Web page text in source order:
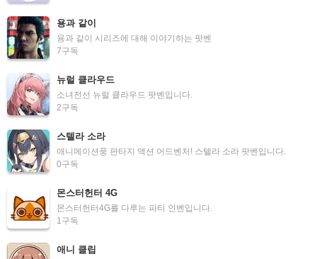
용과 같이
용과 같이 시리즈에 대해 이야기하는 팟벤
7구독
뉴럴 클라우드
소녀전선 뉴럴 클라우드 팟벤입니다.
2구독
스텔라 소라
애니메이션풍 판타지 액션 어드벤처! 스텔라 소라 팟벤입니다.
0구독
몬스터헌터 4G
몬스터헌터4G를 다루는 파티 인벤입니다.
1구독
애니 클립